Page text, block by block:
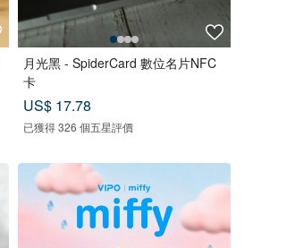
月光黑 - SpiderCard 數位名片NFC
卡
US$ 17.78
已獲得 326 個五星評價